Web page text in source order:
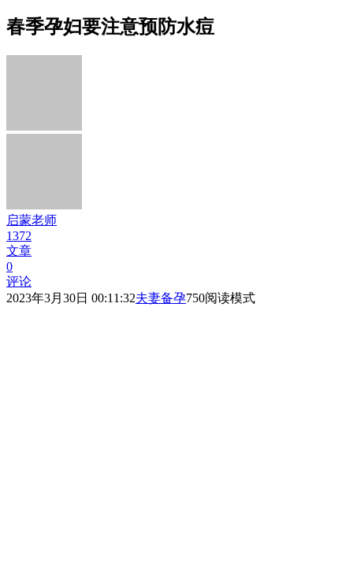
春季孕妇要注意预防水痘
启蒙老师
1372
文章
0
评论
2023年3月30日 00:11:32夫妻备孕750阅读模式